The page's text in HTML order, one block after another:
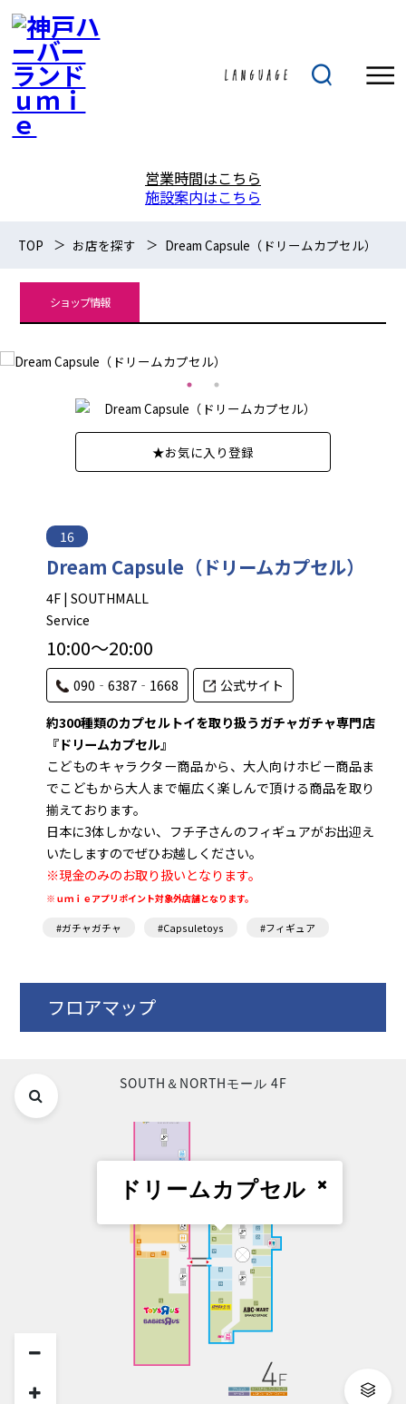
営業時間はこちら
施設案内はこちら
TOP お店を探す Dream Capsule（ドリームカプセル）
ショップ情報
★お気に入り登録
16
Dream Capsule（ドリームカプセル）
4F | SOUTHMALL
Service
10:00～20:00
090‐6387‐1668 公式サイト
約300種類のカプセルトイを取り扱うガチャガチャ専門店
『ドリームカプセル』
こどものキャラクター商品から、大人向けホビー商品ま
でこどもから大人まで幅広く楽しんで頂ける商品を取り
揃えております。
日本に3体しかない、フチ子さんのフィギュアがお出迎え
いたしますのでぜひお越しください。
※現金のみのお取り扱いとなります。
※ｕｍｉｅアプリポイント対象外店舗となります。
#ガチャガチャ #Capsuletoys #フィギュア
フロアマップ